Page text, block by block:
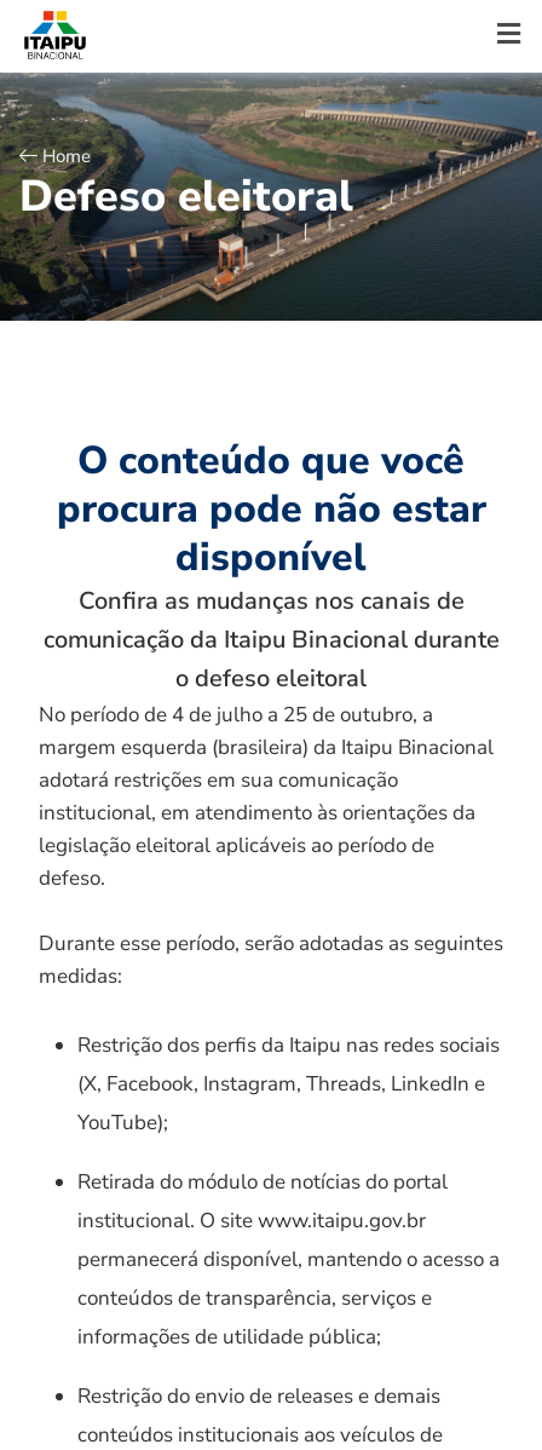
Home
Defeso eleitoral
O conteúdo que você
procura pode não estar
disponível
Confira as mudanças nos canais de
comunicação da Itaipu Binacional durante
o defeso eleitoral
No período de 4 de julho a 25 de outubro, a
margem esquerda (brasileira) da Itaipu Binacional
adotará restrições em sua comunicação
institucional, em atendimento às orientações da
legislação eleitoral aplicáveis ao período de
defeso.
Durante esse período, serão adotadas as seguintes
medidas:
Restrição dos perfis da Itaipu nas redes sociais
(X, Facebook, Instagram, Threads, LinkedIn e
YouTube);
Retirada do módulo de notícias do portal
institucional. O site www.itaipu.gov.br
permanecerá disponível, mantendo o acesso a
conteúdos de transparência, serviços e
informações de utilidade pública;
Restrição do envio de releases e demais
conteúdos institucionais aos veículos de